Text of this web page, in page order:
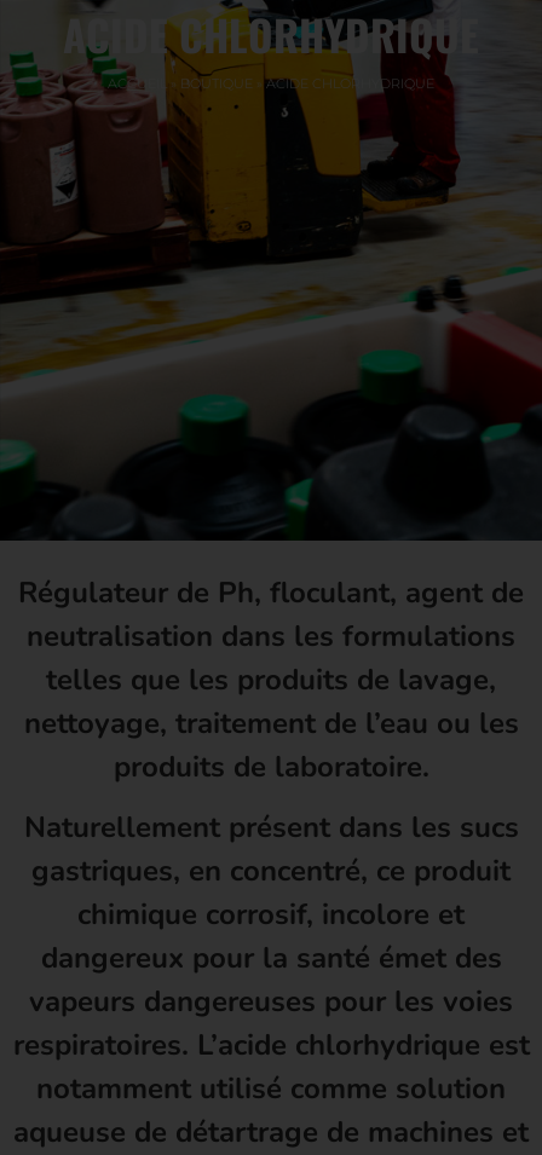
ACIDE CHLORHYDRIQUE
ACCUEIL » BOUTIQUE »ACIDE CHLORHYDRIQUE
Régulateur de Ph, floculant, agent de
neutralisation dans les formulations
telles que les produits de lavage,
nettoyage, traitement de l’eau ou les
produits de laboratoire.
Naturellement présent dans les sucs
gastriques, en concentré, ce produit
chimique corrosif, incolore et
dangereux pour la santé émet des
vapeurs dangereuses pour les voies
respiratoires. L’acide chlorhydrique est
notamment utilisé comme solution
aqueuse de détartrage de machines et